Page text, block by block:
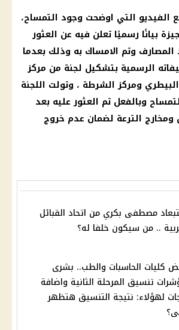
الفيديو التي اوضحت وجود التمساح،
بيانًا رسميًا تعلن فيه عن العثور
المصارف وتم الامساك به وذلك بعدما
الرسمية بتشكيل لجنة من مركز
ومركز الشرطة ، وتولت اللجنة
وبالفعل تم العثور عليه بعد
ومخارج الترعة لضمان عدم خروج
مصطفى بكري من اتحاد القبائل
.. من سيكون خلفا له؟
كليات الحاسبات والطب.. بشرى
تنسيق المرحلة الثانية واضافة
لهؤلاء: نتيجة التنسيق هتظهر